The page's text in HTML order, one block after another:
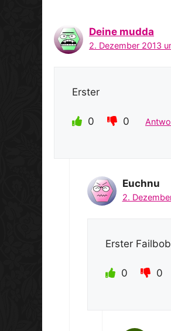
Deine mudda
2. Dezember 2013
Erster
0 0
Euchnu
2.
Erster
0 0